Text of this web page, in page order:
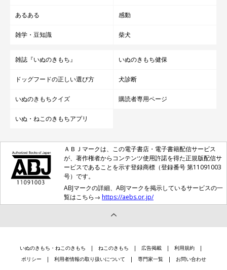
あるある 感動
雑学・豆知識 柴犬
雑誌『いぬのきもち』 いぬのきもち健保
ドッグフードの正しい選び方 犬診断
いぬのきもちクイズ 購読者専用ページ
いぬ・ねこのきもちアプリ
ＡＢＪマークは、この電子書店・電子書籍配信サービス
が、著作権者からコンテンツ使用許諾を得た正規版配信サ
ービスであることを示す登録商標（登録番号 第11091003
号）です。
ABJマークの詳細、ABJマークを掲示しているサービスの一
覧はこちら→ https://aebs.or.jp/
いぬのきもち・ねこのきもち ねこのきもち 広告掲載
利用規約
ポリシー
利用者情報の取り扱いについて 専門家一覧 お問い合わせ